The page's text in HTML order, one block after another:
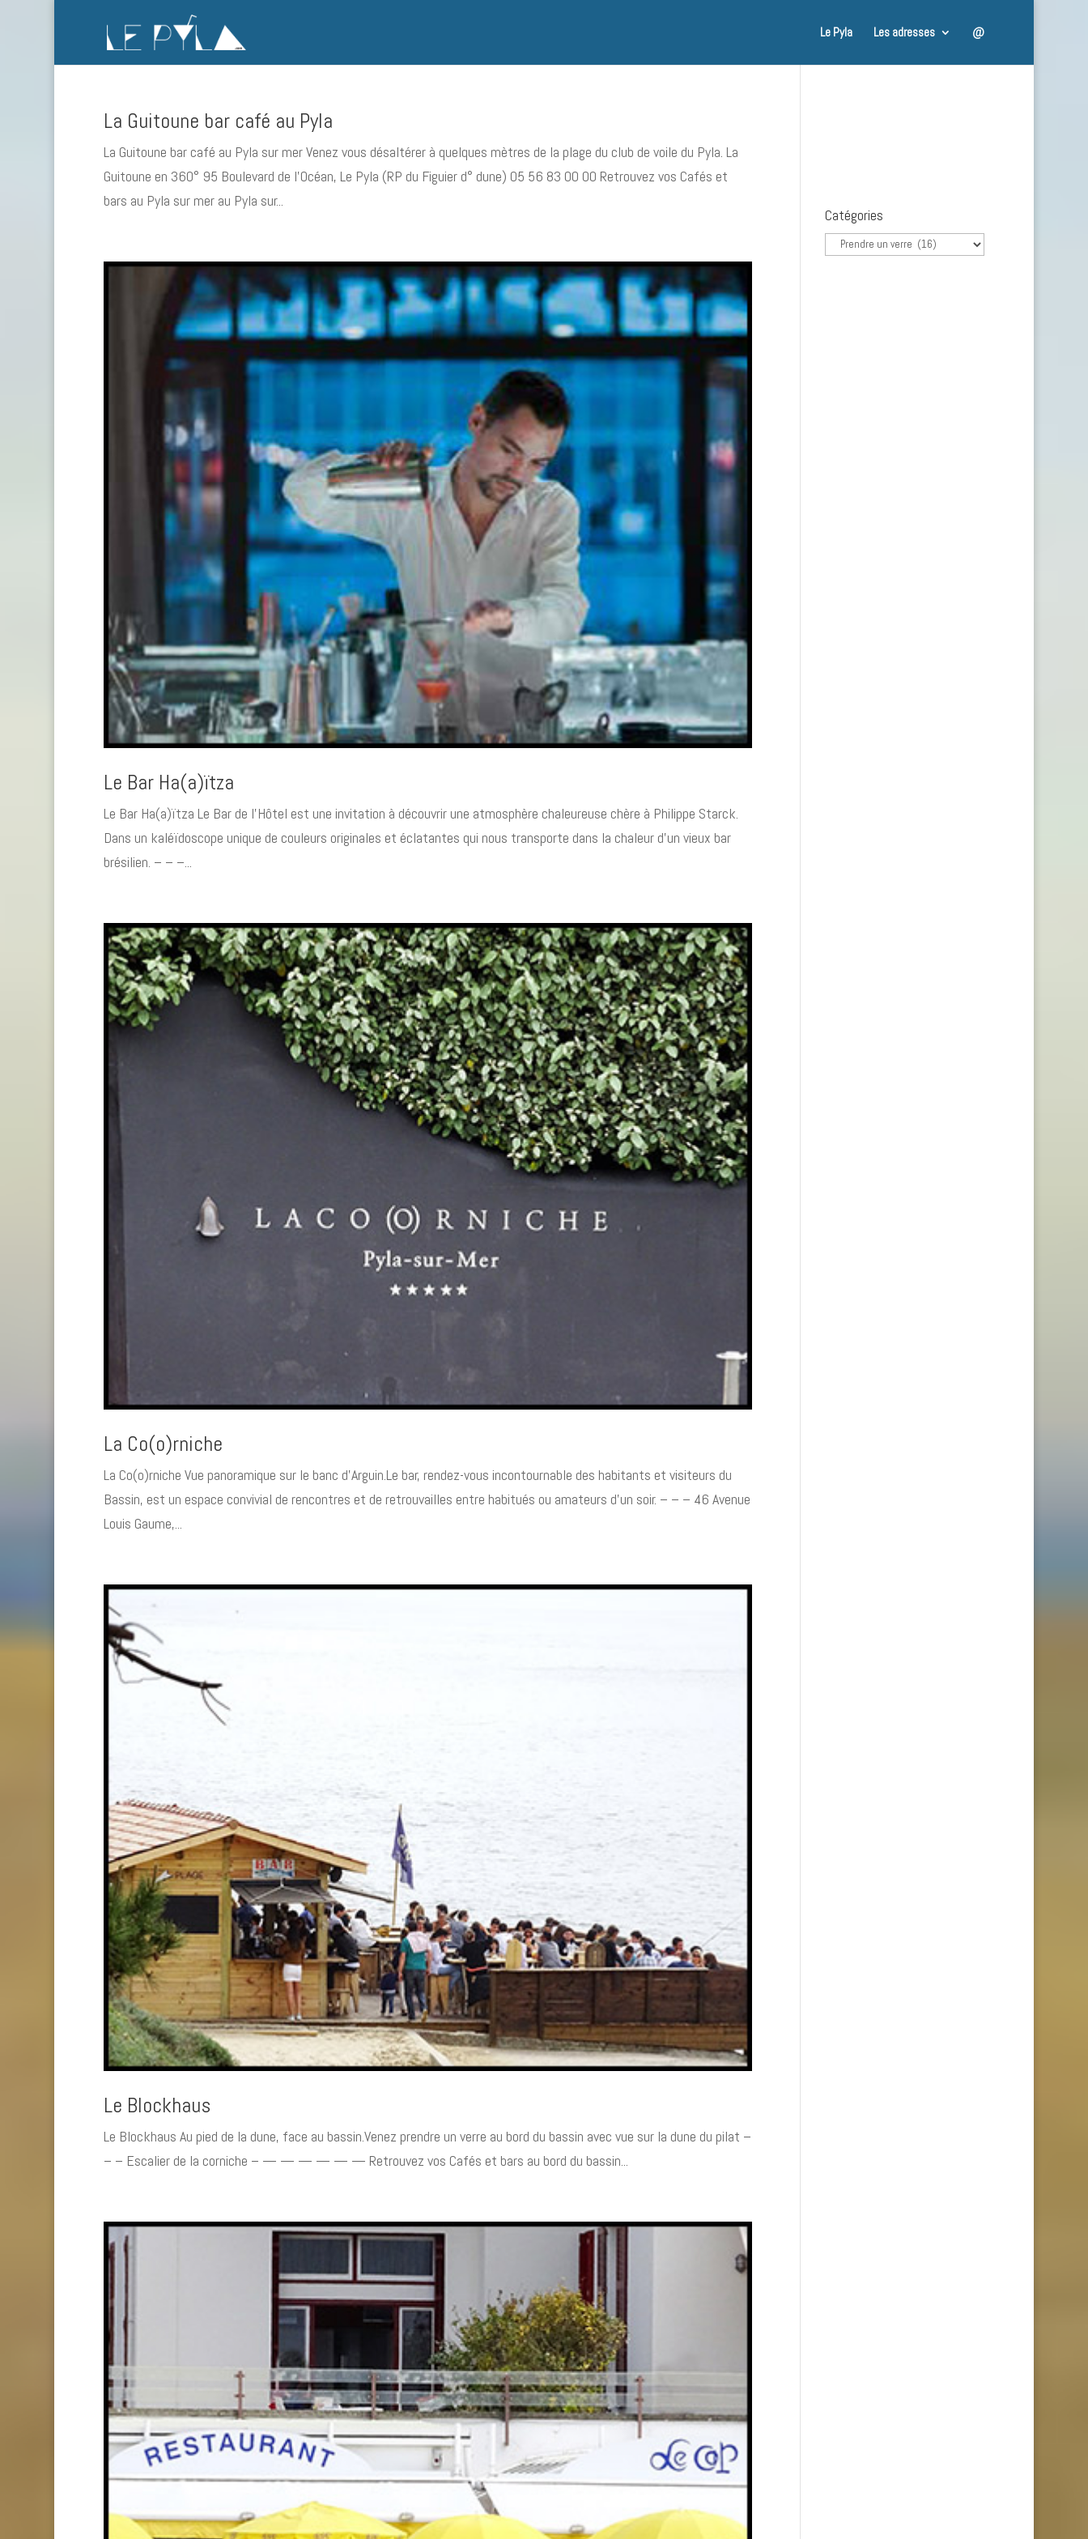
Le Pyla Les adresses @
La Guitoune bar café au Pyla
La Guitoune bar café au Pyla sur mer Venez vous désaltérer à quelques mètres de la plage du club de voile du Pyla. La
Guitoune en 360° 95 Boulevard de l’Océan, Le Pyla (RP du Figuier d° dune) 05 56 83 00 00 Retrouvez vos Cafés et
bars au Pyla sur mer au Pyla sur...
Le Bar Ha(a)ïtza
Le Bar Ha(a)ïtza Le Bar de l’Hôtel est une invitation à découvrir une atmosphère chaleureuse chère à Philippe Starck.
Dans un kaléïdoscope unique de couleurs originales et éclatantes qui nous transporte dans la chaleur d’un vieux bar
brésilien. – – –...
La Co(o)rniche
La Co(o)rniche Vue panoramique sur le banc d’Arguin.Le bar, rendez-vous incontournable des habitants et visiteurs du
Bassin, est un espace convivial de rencontres et de retrouvailles entre habitués ou amateurs d’un soir. – – – 46 Avenue
Louis Gaume,...
Le Blockhaus
Le Blockhaus Au pied de la dune, face au bassin.Venez prendre un verre au bord du bassin avec vue sur la dune du pilat –
– – Escalier de la corniche – — — — — — — Retrouvez vos Cafés et bars au bord du bassin...
Catégories
Catégories